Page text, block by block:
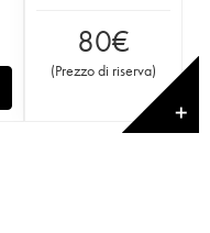
80€
(Prezzo di riserva)
✕